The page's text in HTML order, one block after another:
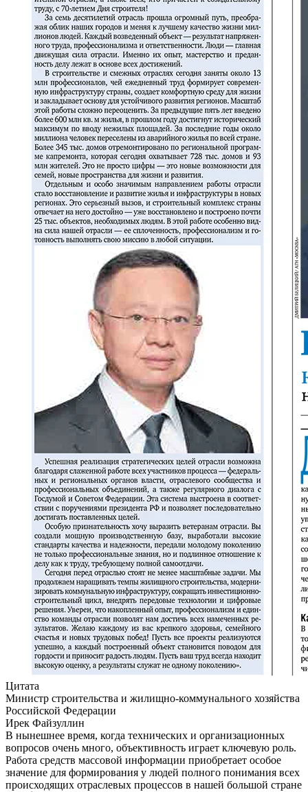
Цитата
Министр строительства и жилищно-коммунального хозяйства
Российской Федерации
Ирек Файзуллин
В нынешнее время, когда технических и организационных
вопросов очень много, объективность играет ключевую роль.
Работа средств массовой информации приобретает особое
значение для формирования у людей полного понимания всех
происходящих отраслевых процессов в нашей большой стране